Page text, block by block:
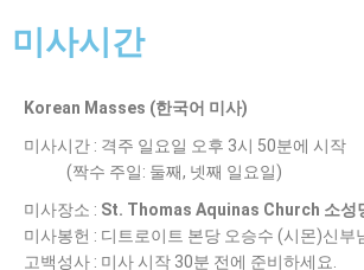
미사시간
Korean Masses (한국어 미사)
미사시간 : 격주 일요일 오후 3시 50분에 시작
(짝수 주일: 둘째, 넷째 일요일)
미사장소 : St. Thomas Aquinas Church 소성
미사봉헌 : 디트로이트 본당 오승수 (시몬)신부
고백성사 : 미사 시작 30분 전에 준비하세요